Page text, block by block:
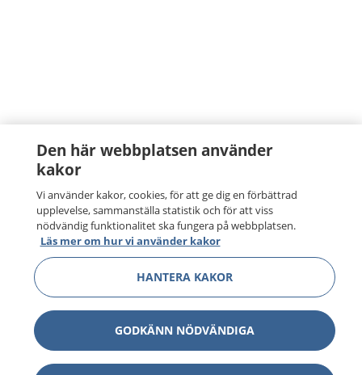
Den här webbplatsen använder
kakor
Vi använder kakor, cookies, för att ge dig en förbättrad
upplevelse, sammanställa statistik och för att viss
nödvändig funktionalitet ska fungera på webbplatsen.
Läs mer om hur vi använder kakor
HANTERA KAKOR
GODKÄNN NÖDVÄNDIGA